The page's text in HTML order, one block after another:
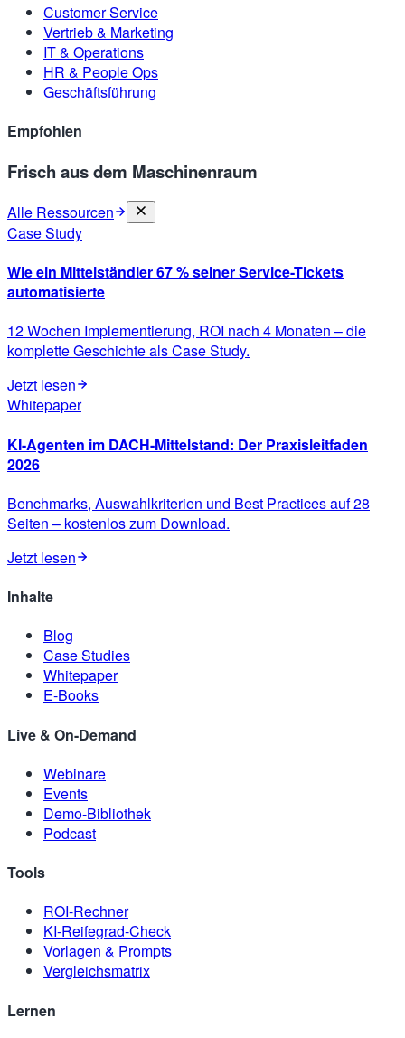
Customer Service
Vertrieb & Marketing
IT & Operations
HR & People Ops
Geschäftsführung
Empfohlen
Frisch aus dem Maschinenraum
Alle Ressourcen
Case Study
Wie ein Mittelständler 67 % seiner Service-Tickets
automatisierte
12 Wochen Implementierung, ROI nach 4 Monaten – die
komplette Geschichte als Case Study.
Jetzt lesen
Whitepaper
KI-Agenten im DACH-Mittelstand: Der Praxisleitfaden
2026
Benchmarks, Auswahlkriterien und Best Practices auf 28
Seiten – kostenlos zum Download.
Jetzt lesen
Inhalte
Blog
Case Studies
Whitepaper
E-Books
Live & On-Demand
Webinare
Events
Demo-Bibliothek
Podcast
Tools
ROI-Rechner
KI-Reifegrad-Check
Vorlagen & Prompts
Vergleichsmatrix
Lernen